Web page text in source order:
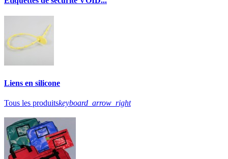
Liens en silicone
Tous les produitskeyboard_arrow_right